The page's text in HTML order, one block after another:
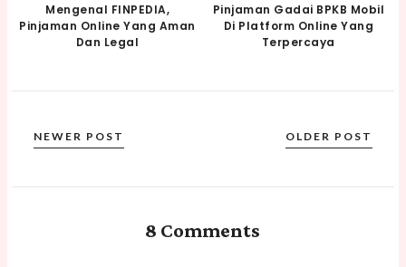
Mengenal FINPEDIA,
Pinjaman Online Yang Aman
Dan Legal
Pinjaman Gadai BPKB Mobil
Di Platform Online Yang
Terpercaya
NEWER POST OLDER POST
8 Comments